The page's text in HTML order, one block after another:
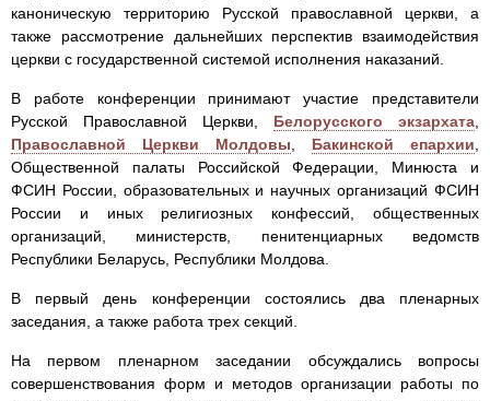
каноническую территорию Русской православной церкви, а
также рассмотрение дальнейших перспектив взаимодействия
церкви с государственной системой исполнения наказаний.
В работе конференции принимают участие представители
Русской Православной Церкви, Белорусского экзархата
Православной Церкви Молдовы
Бакинской епархии
Общественной палаты Российской Федерации, Минюста и
ФСИН России, образовательных и научных организаций ФСИН
России и иных религиозных конфессий, общественных
организаций, министерств, пенитенциарных ведомств
Республики Беларусь, Республики Молдова.
В первый день конференции состоялись два пленарных
заседания, а также работа трех секций.
На первом пленарном заседании обсуждались вопросы
совершенствования форм и методов организации работы по